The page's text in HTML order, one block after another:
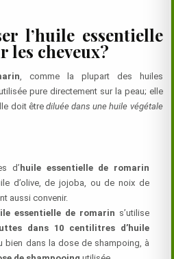
l’huile essentielle
les cheveux?
, comme la plupart des huiles
pure directement sur la peau; elle
doit être diluée dans une huile végétale
d’ huile essentielle de romarin
d’olive, de jojoba, ou de noix de
aussi convenir.
essentielle de romarin s’utilise
dans 10 centilitres d’huile
bien dans la dose de shampoing, à